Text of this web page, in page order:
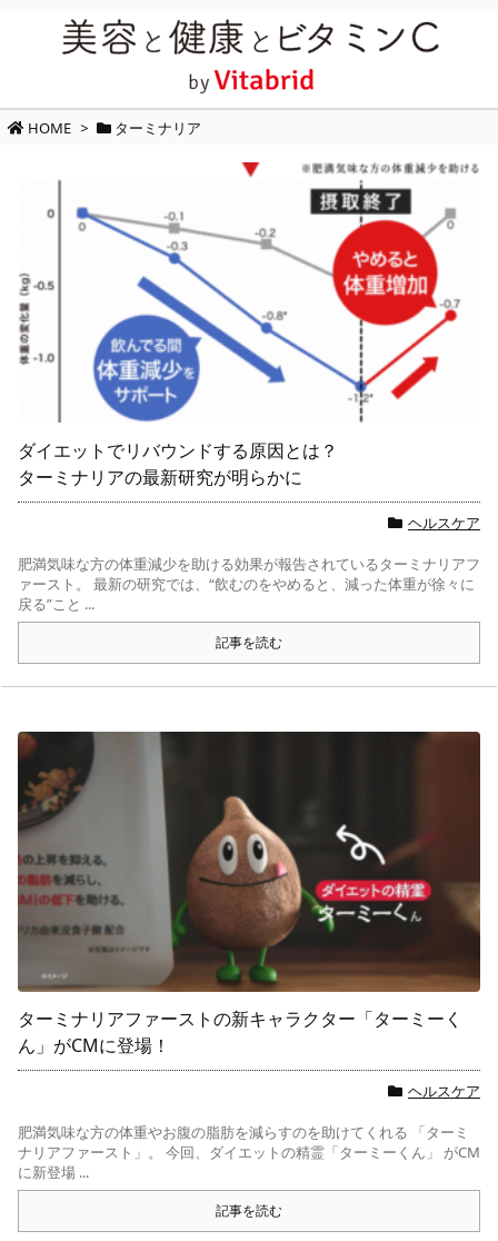
HOME > ターミナリア
ダイエットでリバウンドする原因とは？
ターミナリアの最新研究が明らかに
ヘルスケア
肥満気味な方の体重減少を助ける効果が報告されているターミナリアフ
ァースト。 最新の研究では、“飲むのをやめると、減った体重が徐々に
戻る”こと ...
記事を読む
ターミナリアファーストの新キャラクター「ターミーく
ん」がCMに登場！
ヘルスケア
肥満気味な方の体重やお腹の脂肪を減らすのを助けてくれる 「ターミ
ナリアファースト」。 今回、ダイエットの精霊「ターミーくん」 がCM
に新登場 ...
記事を読む